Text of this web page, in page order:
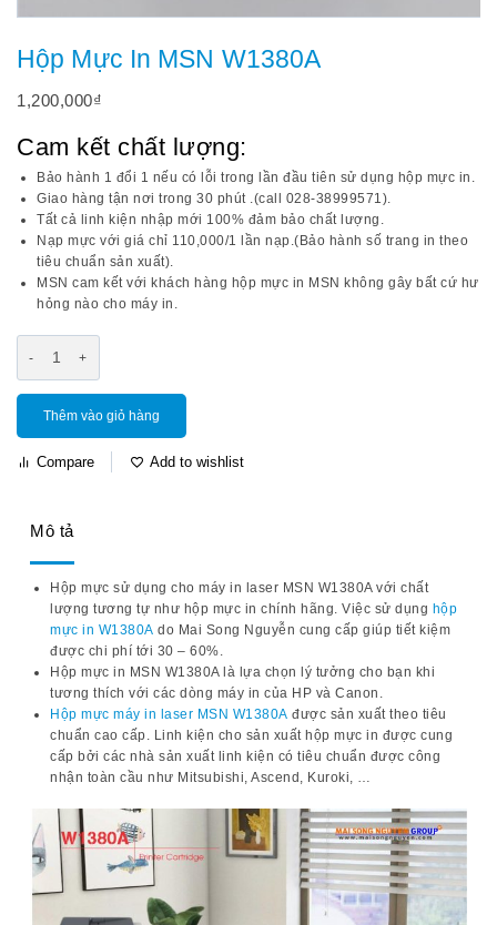
Hộp Mực In MSN W1380A
1,200,000₫
Cam kết chất lượng:
Bảo hành 1 đổi 1 nếu có lỗi trong lần đầu tiên sử dụng hộp mực in.
Giao hàng tận nơi trong 30 phút .(call 028-38999571).
Tất cả linh kiện nhập mới 100% đảm bảo chất lượng.
Nạp mực với giá chỉ 110,000/1 lần nạp.(Bảo hành số trang in theo
tiêu chuẩn sản xuất).
MSN cam kết với khách hàng hộp mực in MSN không gây bất cứ hư
hỏng nào cho máy in.
Thêm vào giỏ hàng
Compare Add to wishlist
Mô tả
Hộp mực sử dụng cho máy in laser MSN W1380A với chất
lượng tương tự như hộp mực in chính hãng. Việc sử dụng hộp
mực in W1380A do Mai Song Nguyễn cung cấp giúp tiết kiệm
được chi phí tới 30 – 60%.
Hộp mực in MSN W1380A là lựa chọn lý tưởng cho bạn khi
tương thích với các dòng máy in của HP và Canon.
Hộp mực máy in laser MSN W1380A được sản xuất theo tiêu
chuẩn cao cấp. Linh kiện cho sản xuất hộp mực in được cung
cấp bởi các nhà sản xuất linh kiện có tiêu chuẩn được công
nhận toàn cầu như Mitsubishi, Ascend, Kuroki, …